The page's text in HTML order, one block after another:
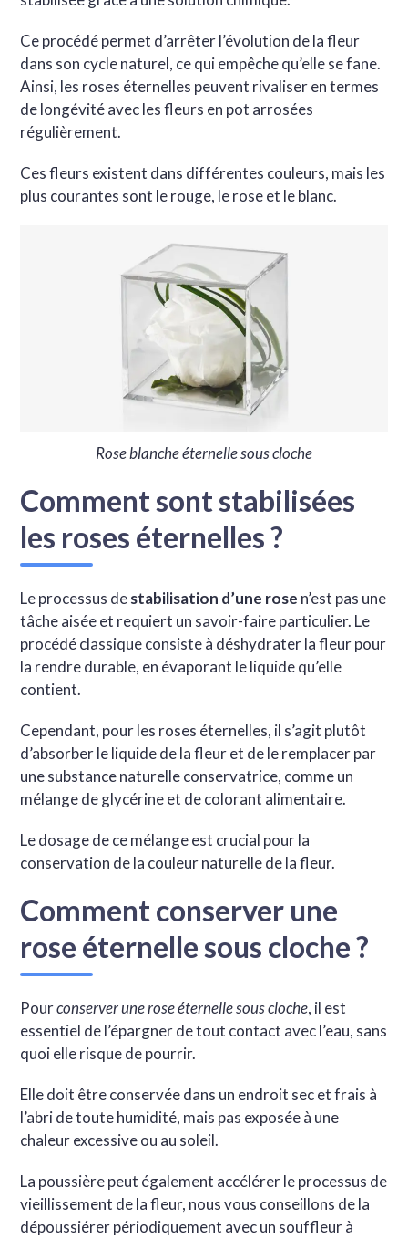
Ce procédé permet d’arrêter l’évolution de la fleur
dans son cycle naturel, ce qui empêche qu’elle se fane.
Ainsi, les roses éternelles peuvent rivaliser en termes
de longévité avec les fleurs en pot arrosées
régulièrement.
Ces fleurs existent dans différentes couleurs, mais les
plus courantes sont le rouge, le rose et le blanc.
Rose blanche éternelle sous cloche
Comment sont stabilisées
les roses éternelles ?
Le processus destabilisation d’une rose n’est pas une
tâche aisée et requiert un savoir-faire particulier. Le
procédé classique consiste à déshydrater la fleur pour
la rendre durable, en évaporant le liquide qu’elle
contient.
Cependant, pour les roses éternelles, il s’agit plutôt
d’absorber le liquide de la fleur et de le remplacer par
une substance naturelle conservatrice, comme un
mélange de glycérine et de colorant alimentaire.
Le dosage de ce mélange est crucial pour la
conservation de la couleur naturelle de la fleur.
Comment conserver une
rose éternelle sous cloche ?
Pourconserver une rose éternelle sous cloche, il est
essentiel de l’épargner de tout contact avec l’eau, sans
quoi elle risque de pourrir.
Elle doit être conservée dans un endroit sec et frais à
l’abri de toute humidité, mais pas exposée à une
chaleur excessive ou au soleil.
La poussière peut également accélérer le processus de
vieillissement de la fleur, nous vous conseillons de la
dépoussiérer périodiquement avec un souffleur à